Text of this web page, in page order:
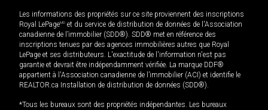
Les informations des propriétés sur ce site proviennent des inscriptions
Royal LePageMD et du service de distribution de données de l'Association
canadienne de l’immobilier (SDD®). SDD® met en référence des
inscriptions tenues par des agences immobilières autres que Royal
LePage et ses distributeurs. L'exactitude de l'information n'est pas
garantie et devrait être indépendamment vérifiée. La marque DDF®
appartient à l'Association canadienne de l’immobilier (ACI) et identifie le
REALTOR.ca Installation de distribution de données (SDD®).
*Tous les bureaux sont des propriétés indépendantes. Les bureaux